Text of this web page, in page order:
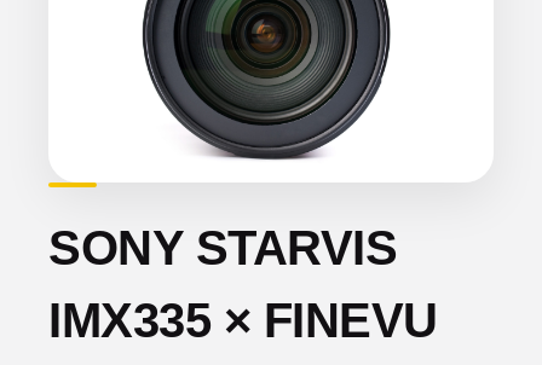
SONY STARVIS
IMX335 × FINEVU